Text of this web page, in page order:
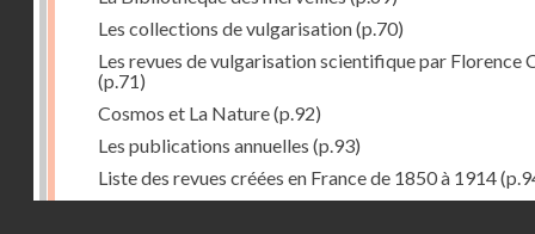
Les collections de vulgarisation(p.70)
Les revues de vulgarisation scientifique par Florence
(p.71)
Cosmos et La Nature(p.92)
Les publications annuelles (p.93)
Liste des revues créées en France de 1850 à 1914